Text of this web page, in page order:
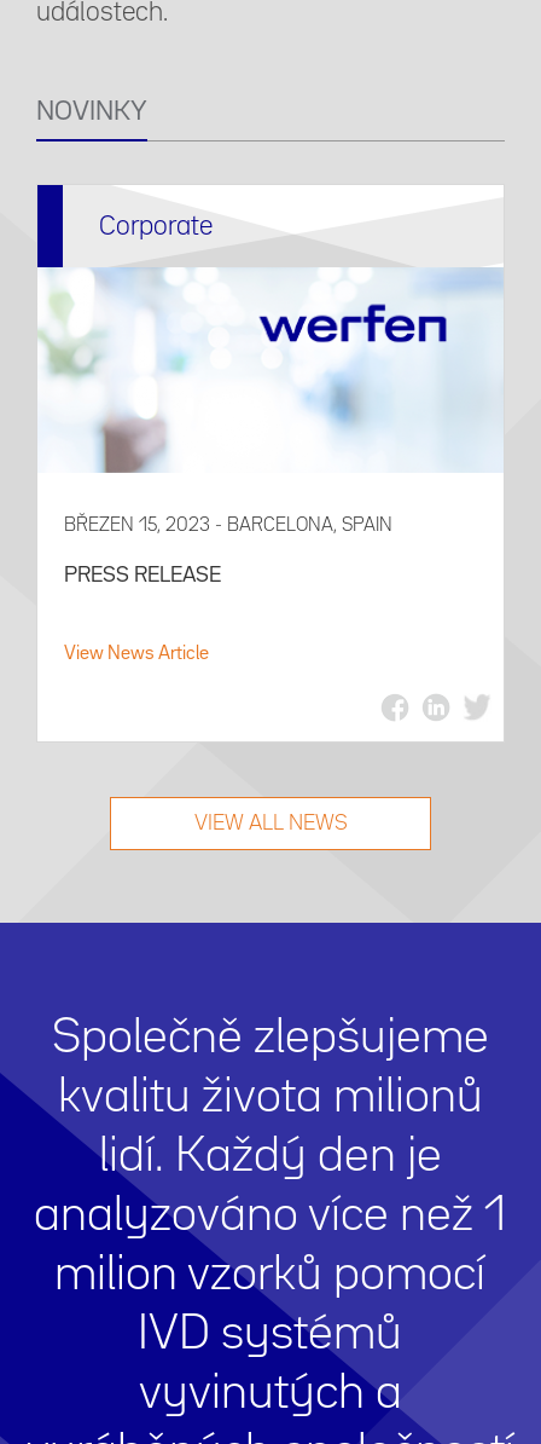
událostech.
NOVINKY
Corporate
BŘEZEN 15, 2023 - BARCELONA, SPAIN
PRESS RELEASE
View News Article
VIEW ALL NEWS
Společně zlepšujeme
kvalitu života milionů
lidí. Každý den je
analyzováno více než 1
milion vzorků pomocí
IVD systémů
vyvinutých a